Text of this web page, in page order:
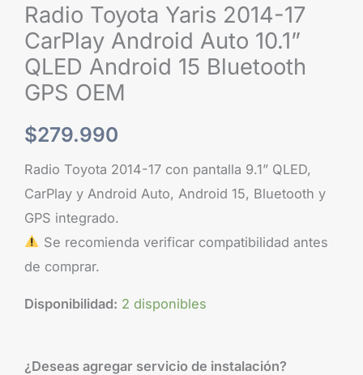
Radio Toyota Yaris 2014-17
CarPlay Android Auto 10.1”
QLED Android 15 Bluetooth
GPS OEM
$279.990
Radio Toyota 2014-17 con pantalla 9.1” QLED,
CarPlay y Android Auto, Android 15, Bluetooth y
GPS integrado.
Se recomienda verificar compatibilidad antes
de comprar.
Disponibilidad: 2 disponibles
¿Deseas agregar servicio de instalación?